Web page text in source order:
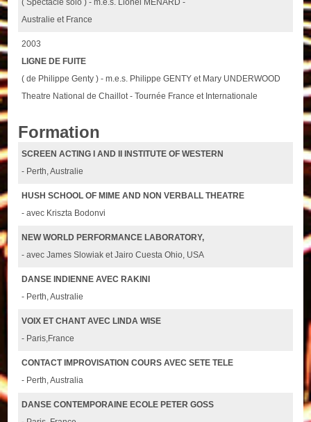
( Spectacle solo ) - m.e.s. Lionel MENARD -
Australie et France
2003
LIGNE DE FUITE
( de Philippe Genty ) - m.e.s. Philippe GENTY et Mary UNDERWOOD
Theatre National de Chaillot - Tournée France et Internationale
Formation
SCREEN ACTING I AND II INSTITUTE OF WESTERN
- Perth, Australie
HUSH SCHOOL OF MIME AND NON VERBALL THEATRE
- avec Kriszta Bodonvi
NEW WORLD PERFORMANCE LABORATORY,
- avec James Slowiak et Jairo Cuesta Ohio, USA
DANSE INDIENNE AVEC RAKINI
- Perth, Australie
VOIX ET CHANT AVEC LINDA WISE
- Paris,France
CONTACT IMPROVISATION COURS AVEC SETE TELE
- Perth, Australia
DANSE CONTEMPORAINE ECOLE PETER GOSS